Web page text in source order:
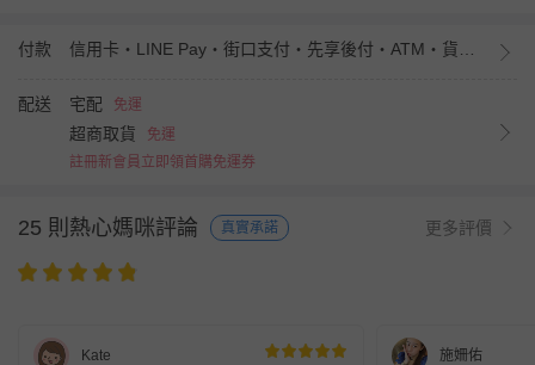
付款
配送 宅配 免運
超商取貨
免運
註冊新會員立即領首購免運券
25 則熱心媽咪評論 真實承諾 更多評價
Kate 施姍佑